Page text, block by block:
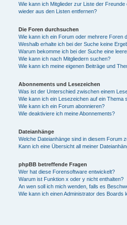
Wie kann ich Mitglieder zur Liste der
wieder aus den Listen entfernen?
Die Foren durchsuchen
Wie kann ich ein Forum oder mehrere Foren
Weshalb erhalte ich bei der Suche keine
Warum bekomme ich bei der Suche eine
Wie kann ich nach Mitgliedern suchen?
Wie kann ich meine eigenen Beiträge und
Abonnements und Lesezeichen
Was ist der Unterschied zwischen einem
Wie kann ich ein Lesezeichen auf ein Thema
Wie kann ich ein Forum abonnieren?
Wie deaktiviere ich meine Abonnements?
Dateianhänge
Welche Dateianhänge sind in diesem Forum
Kann ich eine Übersicht all meiner
phpBB betreffende Fragen
Wer hat diese Forensoftware entwickelt?
Warum ist Funktion x oder y nicht enthalten?
An wen soll ich mich wenden, falls es
Wie kann ich einen Administrator des Boards